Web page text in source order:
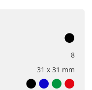
8
31 x 31 mm